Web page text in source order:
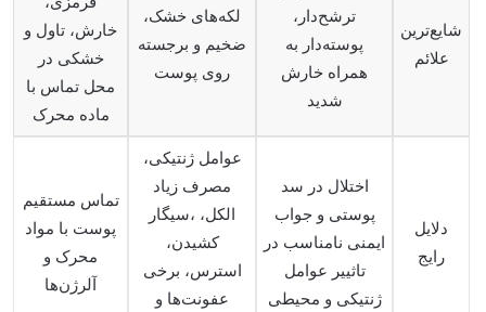
شایع‌ترین
علائم
ترشح‌دار،
پوسته‌دار به
همراه خارش
شدید
لکه‌های خشک،
ضخیم و برجسته
روی پوست
خارش، تاول و
خشکی در
محل تماس با
ماده محرک
دلایل
رایج
اختلال در سد
پوستی و جواب
ایمنی نامناسب در
تاثییر عوامل
ژنتیکی و محیطی
عوامل ژنتیکی،
مصرف زیاد
الکل، ،سیگار
کشیدن،
استرس، برخی
عفونت‌ها و
تماس مستقیم
پوست با مواد
محرک و
آلرژن‌ها